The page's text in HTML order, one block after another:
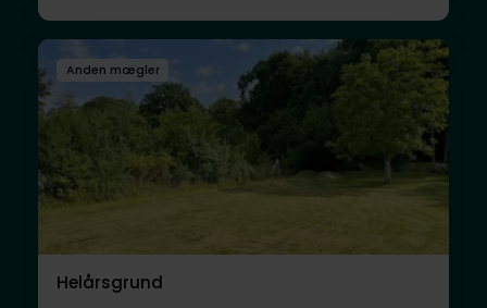
Anden mægler
Helårsgrund